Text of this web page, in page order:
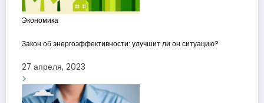
Экономика
Закон об энергоэффективности: улучшит ли он ситуацию?
27 апреля, 2023